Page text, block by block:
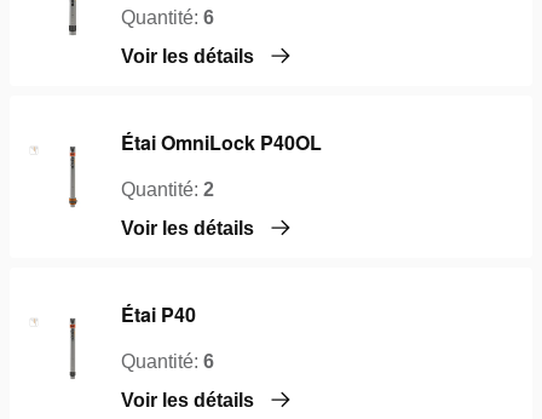
Quantité: 6
Voir les détails
Étai OmniLock P40OL
Quantité: 2
Voir les détails
Étai P40
Quantité: 6
Voir les détails